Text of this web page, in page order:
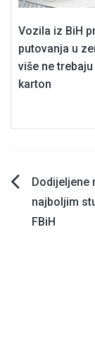
Vozila iz BiH
putovanja u
više ne
karton
članaka
Dodijeljene
najboljim
FBiH